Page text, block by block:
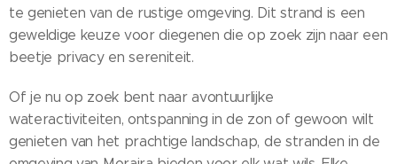
te genieten van de rustige omgeving. Dit strand is een
geweldige keuze voor diegenen die op zoek zijn naar een
beetje privacy en sereniteit.
Of je nu op zoek bent naar avontuurlijke
wateractiviteiten, ontspanning in de zon of gewoon wilt
genieten van het prachtige landschap, de stranden in de